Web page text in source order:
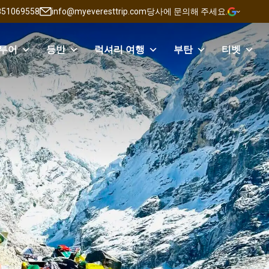
info@myeveresttrip.com당사에 문의해 주세요.
어 등반 럭셔리 여행 부탄 티벳